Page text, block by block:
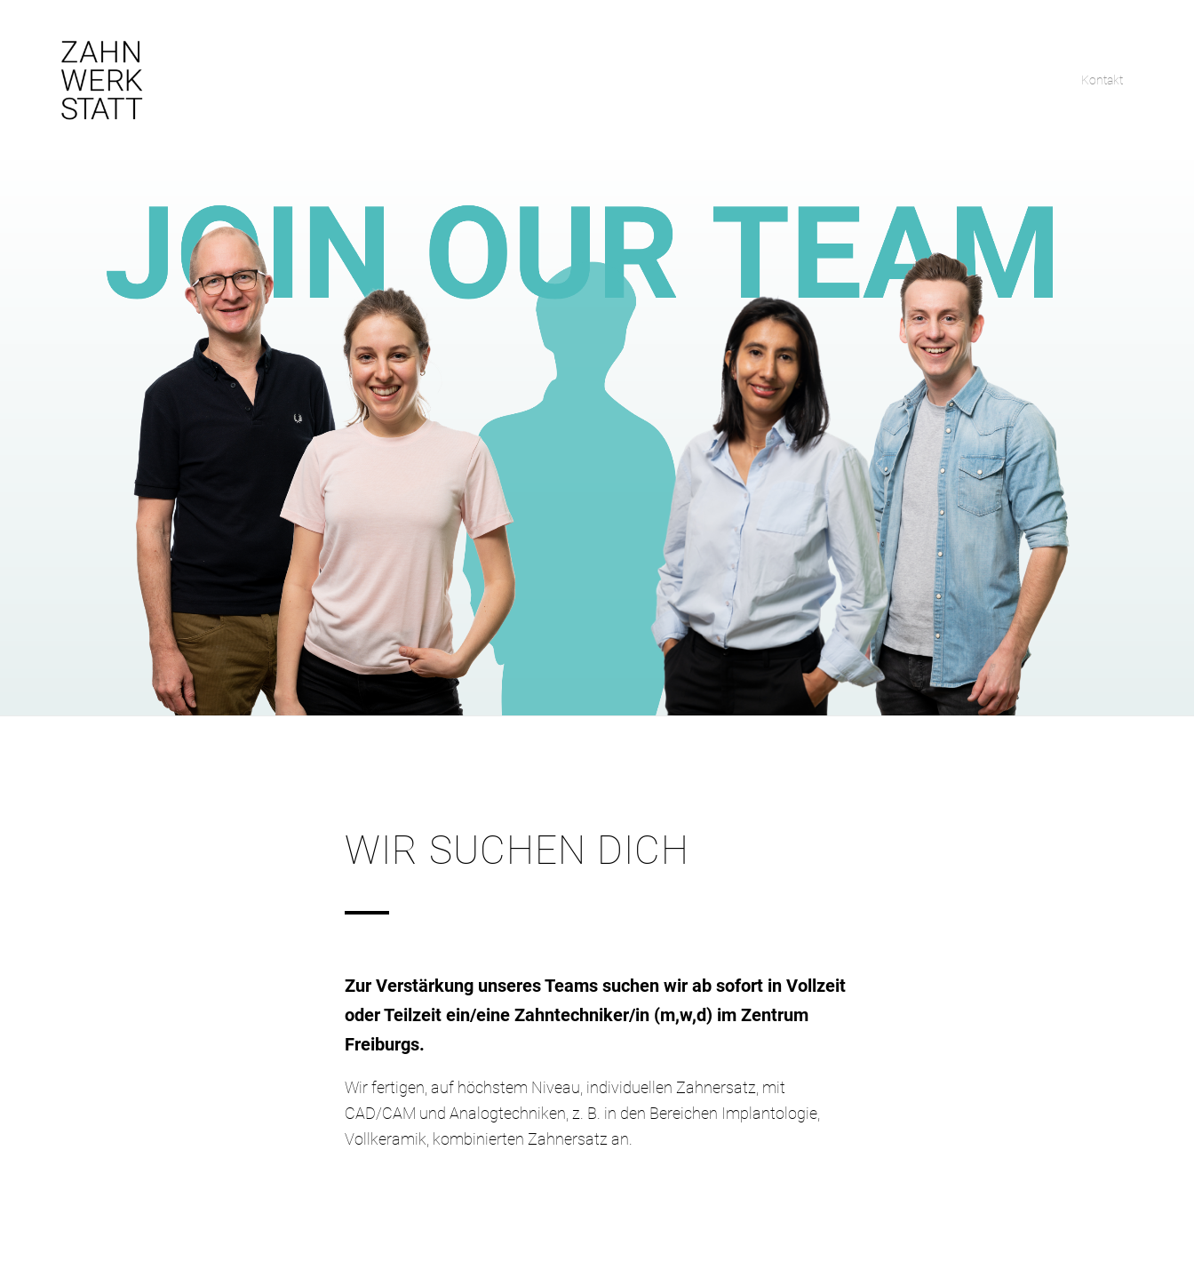
Kontakt
WIR SUCHEN DICH
Zur Verstärkung unseres Teams suchen wir ab sofort in Vollzeit
oder Teilzeit ein/eine Zahntechniker/in (m,w,d) im Zentrum
Freiburgs.
Wir fertigen, auf höchstem Niveau, individuellen Zahnersatz, mit
CAD/CAM und Analogtechniken, z. B. in den Bereichen Implantologie,
Vollkeramik, kombinierten Zahnersatz an.